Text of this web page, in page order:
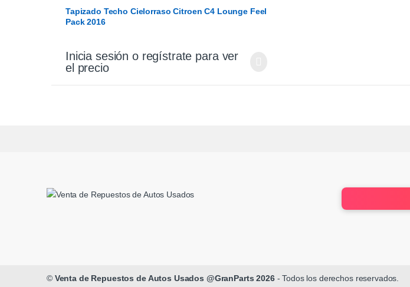
Tapizado Techo Cielorraso Citroen C4 Lounge Feel
Pack 2016
Inicia sesión o regístrate para ver
el precio
© Venta de Repuestos de Autos Usados @GranParts 2026- Todos los derechos reservados.